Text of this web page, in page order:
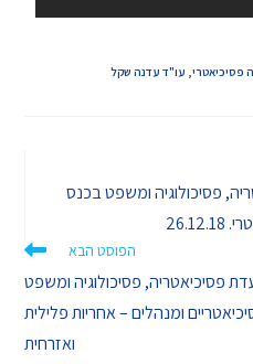
פסיכיאטרי עו"ד עדנה שקל
פסיכולוגיה ומשפט בכנס
הפוסט הבא
פסיכיאטריה, פסיכולוגיה ומשפט
ומנהלים – אחריות פלילית
ואזרחית